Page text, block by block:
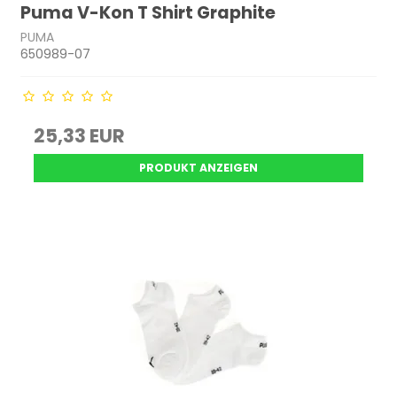
Puma V-Kon T Shirt Graphite
PUMA
650989-07
25,33 EUR
PRODUKT ANZEIGEN